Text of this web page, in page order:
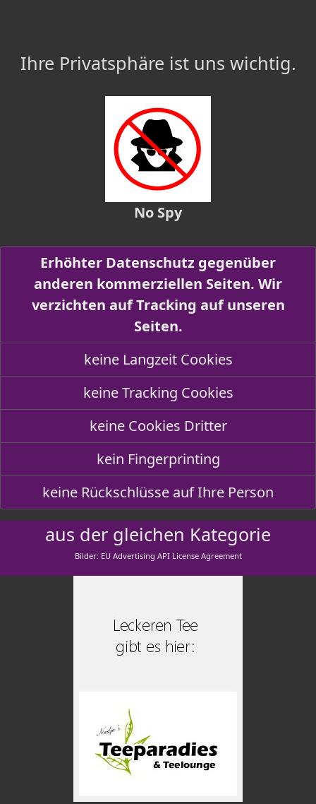
Ihre Privatsphäre ist uns wichtig.
No Spy
Erhöhter Datenschutz gegenüber
anderen kommerziellen Seiten. Wir
verzichten auf Tracking auf unseren
Seiten.
keine Langzeit Cookies
keine Tracking Cookies
keine Cookies Dritter
kein Fingerprinting
keine Rückschlüsse auf Ihre Person
aus der gleichen Kategorie
Bilder: EU Advertising API License Agreement